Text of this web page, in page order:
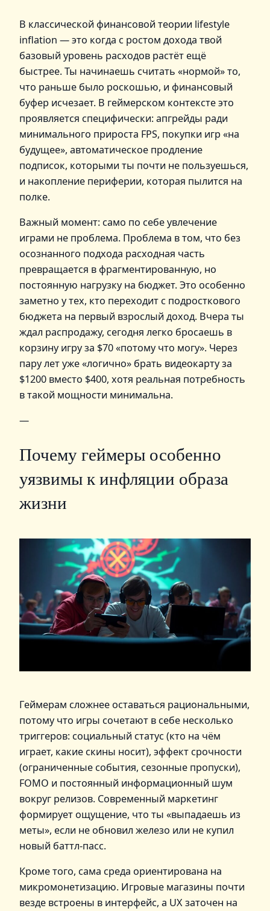
В классической финансовой теории lifestyle
inflation — это когда с ростом дохода твой
базовый уровень расходов растёт ещё
быстрее. Ты начинаешь считать «нормой» то,
что раньше было роскошью, и финансовый
буфер исчезает. В геймерском контексте это
проявляется специфически: апгрейды ради
минимального прироста FPS, покупки игр «на
будущее», автоматическое продление
подписок, которыми ты почти не пользуешься,
и накопление периферии, которая пылится на
полке.
Важный момент: само по себе увлечение
играми не проблема. Проблема в том, что без
осознанного подхода расходная часть
превращается в фрагментированную, но
постоянную нагрузку на бюджет. Это особенно
заметно у тех, кто переходит с подросткового
бюджета на первый взрослый доход. Вчера ты
ждал распродажу, сегодня легко бросаешь в
корзину игру за $70 «потому что могу». Через
пару лет уже «логично» брать видеокарту за
$1200 вместо $400, хотя реальная потребность
в такой мощности минимальна.
—
Почему геймеры особенно
уязвимы к инфляции образа
жизни
Геймерам сложнее оставаться рациональными,
потому что игры сочетают в себе несколько
триггеров: социальный статус (кто на чём
играет, какие скины носит), эффект срочности
(ограниченные события, сезонные пропуски),
FOMO и постоянный информационный шум
вокруг релизов. Современный маркетинг
формирует ощущение, что ты «выпадаешь из
меты», если не обновил железо или не купил
новый баттл‑пасс.
Кроме того, сама среда ориентирована на
микромонетизацию. Игровые магазины почти
везде встроены в интерфейс, а UX заточен на